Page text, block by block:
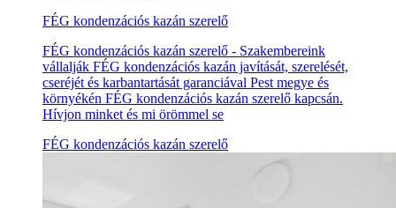
FÉG kondenzációs kazán szerelő
FÉG kondenzációs kazán szerelő - Szakembereink
vállalják FÉG kondenzációs kazán javítását, szerelését,
cseréjét és karbantartását garanciával Pest megye és
környékén FÉG kondenzációs kazán szerelő kapcsán.
Hívjon minket és mi örömmel se
FÉG kondenzációs kazán szerelő